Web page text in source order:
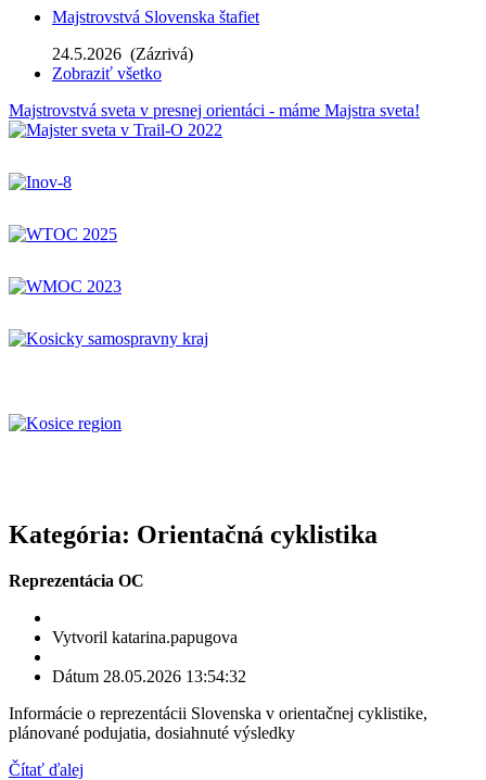
Majstrovstvá Slovenska štafiet
24.5.2026 (Zázrivá)
Zobraziť všetko
Majstrovstvá sveta v presnej orientáci - máme Majstra sveta!
Kategória: Orientačná cyklistika
Reprezentácia OC
Vytvoril katarina.papugova
Dátum 28.05.2026 13:54:32
Informácie o reprezentácii Slovenska v orientačnej cyklistike,
plánované podujatia, dosiahnuté výsledky
Čítať ďalej